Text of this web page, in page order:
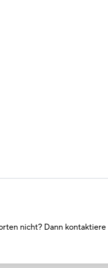
nicht? Dann kontaktiere